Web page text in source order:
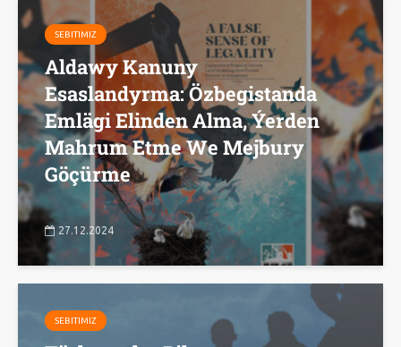
SEBITIMIZ
Aldawy Kanuny
Esaslandyrma: Özbegistanda
Emlägi Elinden Alma, Ýerden
Mahrum Etme We Mejbury
Göçürme
27.12.2024
SEBITIMIZ